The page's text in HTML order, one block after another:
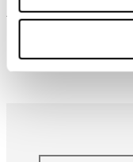
Wird oft